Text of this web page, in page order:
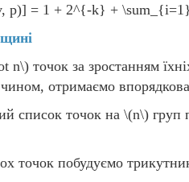
p)] = 1 + 2^{-k} +
n\) точок за зростанням
отримаємо
список точок на \(n\) груп
точок побудуємо